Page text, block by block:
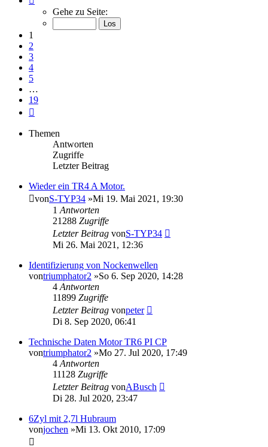
von
Gehe zu Seite:
1
2
3
4
5
…
19
Themen
Antworten
Zugriffe
Letzter Beitrag
Wieder ein TR4 A Motor.
vonS-TYP34 »Mi 19. Mai 2021, 19:30
1 Antworten
21288 Zugriffe
Letzter Beitrag vonS-TYP34
Mi 26. Mai 2021, 12:36
Identifizierung von Nockenwellen
vontriumphator2 »So 6. Sep 2020, 14:28
4 Antworten
11899 Zugriffe
Letzter Beitrag vonpeter
Di 8. Sep 2020, 06:41
Technische Daten Motor TR6 PI CP
vontriumphator2 »Mo 27. Jul 2020, 17:49
4 Antworten
11128 Zugriffe
Letzter Beitrag vonABusch
Di 28. Jul 2020, 23:47
6Zyl mit 2,7l Hubraum
vonjochen »Mi 13. Okt 2010, 17:09